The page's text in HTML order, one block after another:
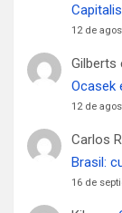
12 de
Gilberts
Ocasek
12 de
Carlos
Brasil:
16 de